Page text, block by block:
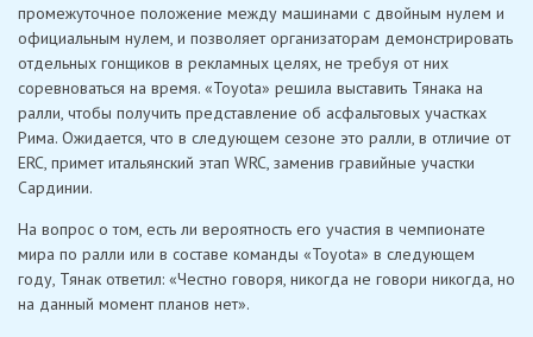
промежуточное положение между машинами с двойным нулем и
официальным нулем, и позволяет организаторам демонстрировать
отдельных гонщиков в рекламных целях, не требуя от них
соревноваться на время. «Toyota» решила выставить Тянака на
ралли, чтобы получить представление об асфальтовых участках
Рима. Ожидается, что в следующем сезоне это ралли, в отличие от
ERC, примет итальянский этап WRC, заменив гравийные участки
Сардинии.
На вопрос о том, есть ли вероятность его участия в чемпионате
мира по ралли или в составе команды «Toyota» в следующем
году, Тянак ответил: «Честно говоря, никогда не говори никогда, но
на данный момент планов нет».